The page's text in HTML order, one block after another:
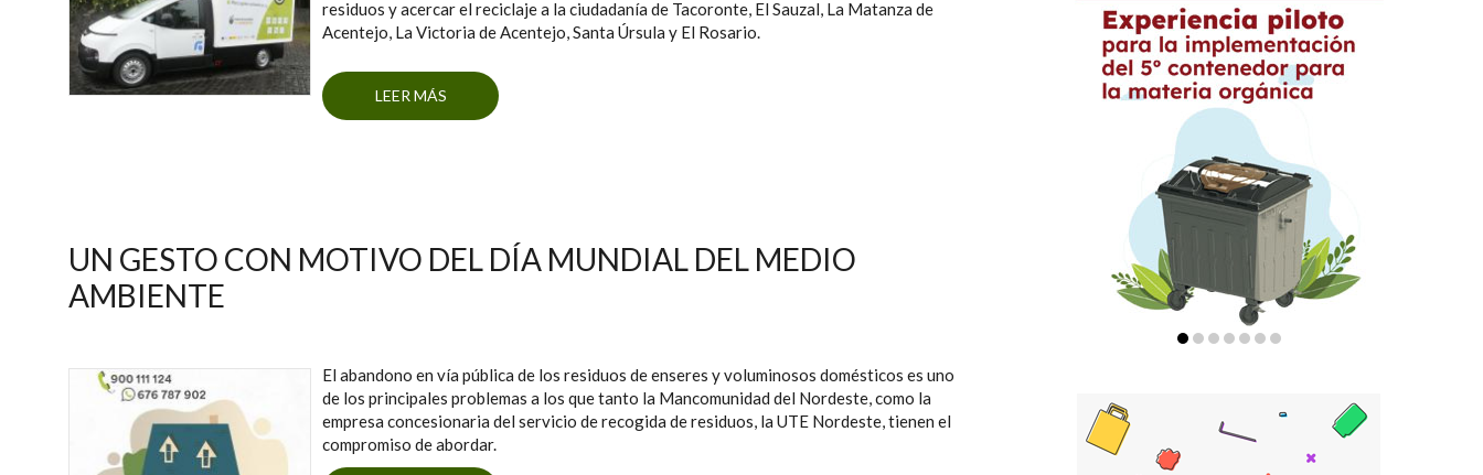
residuos y acercar el reciclaje a la ciudadanía de Tacoronte, El Sauzal, La Matanza de
Acentejo, La Victoria de Acentejo, Santa Úrsula y El Rosario.
LEER MÁS
SOBRE OCHO CONTENEDORES FIJOS Y DOS PUNTOS LIMPIOS
UN GESTO CON MOTIVO DEL DÍA MUNDIAL DEL MEDIO
AMBIENTE
El abandono en vía pública de los residuos de enseres y voluminosos domésticos es uno
de los principales problemas a los que tanto la Mancomunidad del Nordeste, como la
empresa concesionaria del servicio de recogida de residuos, la UTE Nordeste, tienen el
compromiso de abordar.